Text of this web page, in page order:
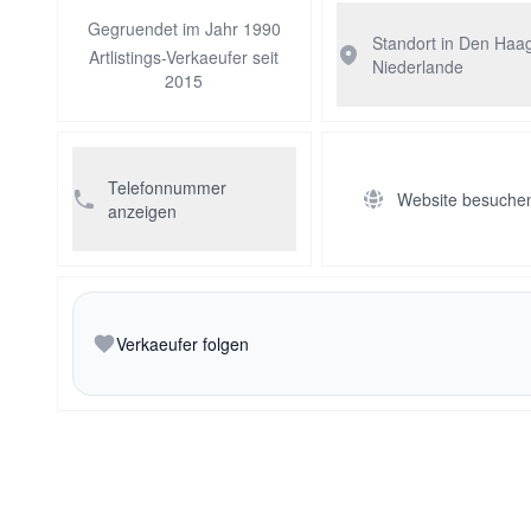
Gegruendet im Jahr 1990
Artlistings-Verkaeufer seit
2015
Standort in Den
Niederlande
Telefonnummer
anzeigen
Website
Verkaeufer folgen